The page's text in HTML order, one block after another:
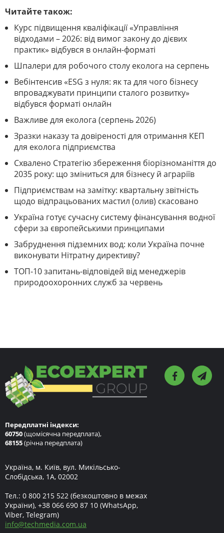
Читайте також:
Курс підвищення кваліфікації «Управління
відходами – 2026: від вимог закону до дієвих
практик» відбувся в онлайн-форматі
Шпалери для робочого столу еколога на серпень
Вебінтенсив «ESG з нуля: як та для чого бізнесу
впроваджувати принципи сталого розвитку»
відбувся форматі онлайн
Важливе для еколога (серпень 2026)
Зразки наказу та довіреності для отримання КЕП
для еколога підприємства
Схвалено Стратегію збереження біорізноманіття до
2035 року: що зміниться для бізнесу й аграріїв
Підприємствам на замітку: квартальну звітність
щодо відпрацьованих мастил (олив) скасовано
Україна готує сучасну систему фінансування водної
сфери за європейськими принципами
Забруднення підземних вод: коли Україна почне
виконувати Нітратну директиву?
ТОП-10 запитань-відповідей від менеджерів
природоохоронних служб за червень
Передплатні індекси:
60750(щомісячна передплата),
68155(річна передплата)
Україна, м. Київ, вул. Микільсько-
Слобідська, 1А, 02002
Тел.: 0 800 215 522 (безкоштовно в межах
України), +38 066 690 87 10 (WhatsApp,
Viber, Telegram)
info@techmedia.com.ua